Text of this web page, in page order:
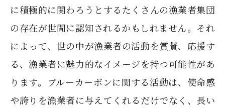
に積極的に関わろうとするたくさんの漁業者集団
の存在が世間に認知されるかもしれません。それ
によって、世の中が漁業者の活動を賞賛、応援す
る、漁業者に魅力的なイメージを持つ可能性があ
ります。ブルーカーボンに関する活動は、使命感
や誇りを漁業者に与えてくれるだけでなく、長い